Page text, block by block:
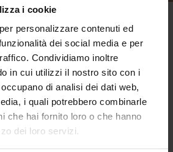
i cookie
personalizzare contenuti ed
dei social media e per
Condividiamo inoltre
in cui utilizzi il nostro sito con i
di analisi dei dati web,
i quali potrebbero combinarle
che hai fornito loro o che hanno
dei loro servizi.